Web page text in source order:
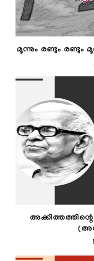
മൂന്നും രണ്ടും രണ്ടും